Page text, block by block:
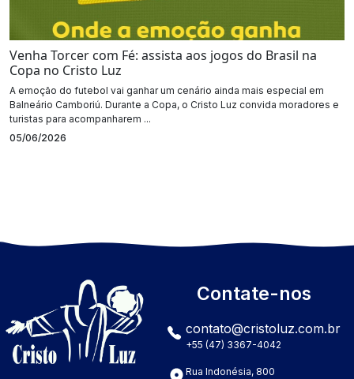
Venha Torcer com Fé: assista aos jogos do Brasil na
Copa no Cristo Luz
A emoção do futebol vai ganhar um cenário ainda mais especial em
Balneário Camboriú. Durante a Copa, o Cristo Luz convida moradores e
turistas para acompanharem ...
05/06/2026
Contate-nos
contato@cristoluz.com.br
+55 (47) 3367-4042
Rua Indonésia, 800